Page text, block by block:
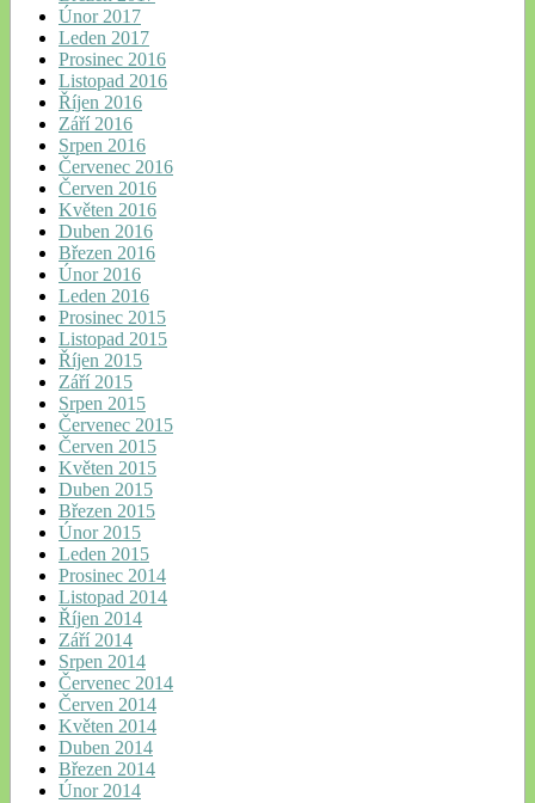
Únor 2017
Leden 2017
Prosinec 2016
Listopad 2016
Říjen 2016
Září 2016
Srpen 2016
Červenec 2016
Červen 2016
Květen 2016
Duben 2016
Březen 2016
Únor 2016
Leden 2016
Prosinec 2015
Listopad 2015
Říjen 2015
Září 2015
Srpen 2015
Červenec 2015
Červen 2015
Květen 2015
Duben 2015
Březen 2015
Únor 2015
Leden 2015
Prosinec 2014
Listopad 2014
Říjen 2014
Září 2014
Srpen 2014
Červenec 2014
Červen 2014
Květen 2014
Duben 2014
Březen 2014
Únor 2014